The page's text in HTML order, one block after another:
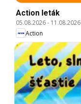
Action leták
05.08.2026- 11.08.2026
Action